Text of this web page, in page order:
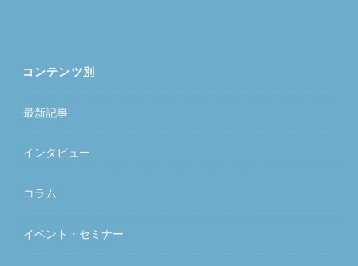
コンテンツ別
最新記事
インタビュー
コラム
イベント・セミナー